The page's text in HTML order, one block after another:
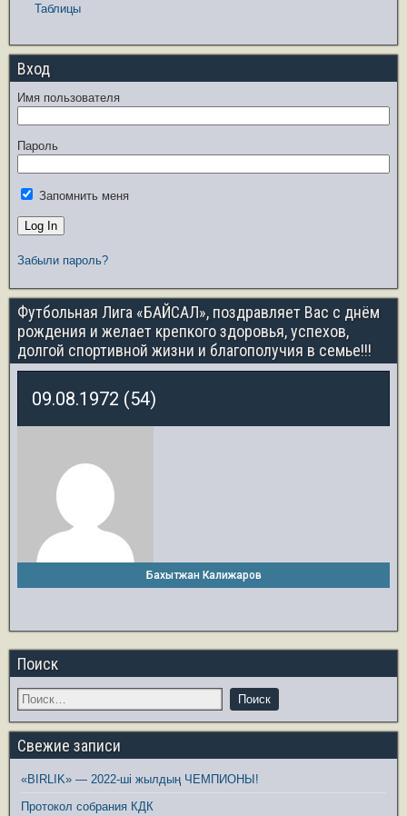
Таблицы
Вход
Имя пользователя
Пароль
Запомнить меня
Забыли пароль?
Футбольная Лига «БАЙСАЛ», поздравляет Вас с днём
рождения и желает крепкого здоровья, успехов,
долгой спортивной жизни и благополучия в семье!!!
09.08.1972 (54)
Бахытжан Калижаров
Поиск
Свежие записи
«BIRLIK» — 2022-ші жылдың ЧЕМПИОНЫ!
Протокол собрания КДК